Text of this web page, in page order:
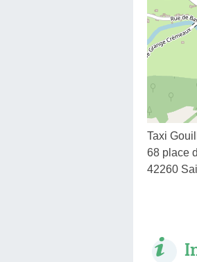
Taxi
68 place
42260